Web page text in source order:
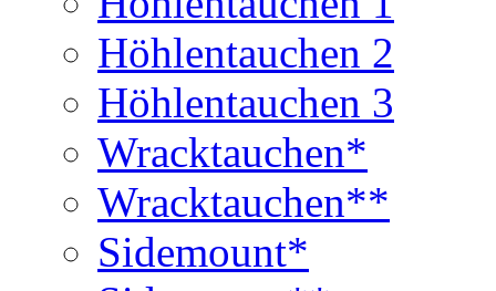
Höhlentauchen 2
Höhlentauchen 3
Wracktauchen*
Wracktauchen**
Sidemount*